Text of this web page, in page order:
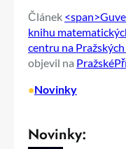
Článek
knihu
centru na
objevil na
•Novinky
Novinky: